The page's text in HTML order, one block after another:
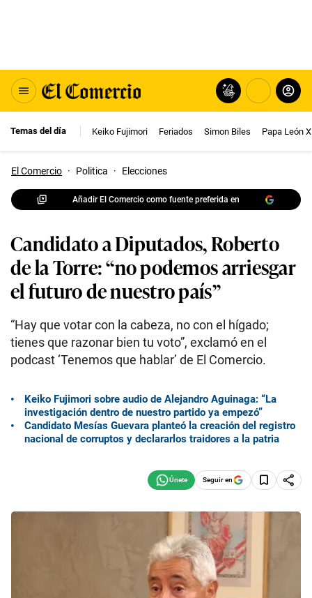
Temas del día Keiko Fujimori Feriados Simon Biles Papa León
El Comercio · Politica · Elecciones
Añadir El Comercio como fuente preferida en
Candidato a Diputados, Roberto
de la Torre: “no podemos arriesgar
el futuro de nuestro país”
“Hay que votar con la cabeza, no con el hígado;
tienes que razonar bien tu voto”, exclamó en el
podcast ‘Tenemos que hablar’ de El Comercio.
Keiko Fujimori sobre audio de Alejandro Aguinaga: “La
investigación dentro de nuestro partido ya empezó”
Candidato Mesías Guevara planteó la creación del registro
nacional de corruptos y declararlos traidores a la patria
Seguir en